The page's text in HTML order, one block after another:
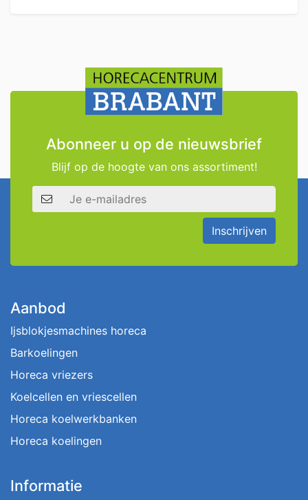
Abonneer u op de nieuwsbrief
Blijf op de hoogte van ons assortiment!
E-mailadres
Inschrijven
Aanbod
Ijsblokjesmachines horeca
Barkoelingen
Horeca vriezers
Koelcellen en vriescellen
Horeca koelwerkbanken
Horeca koelingen
Informatie